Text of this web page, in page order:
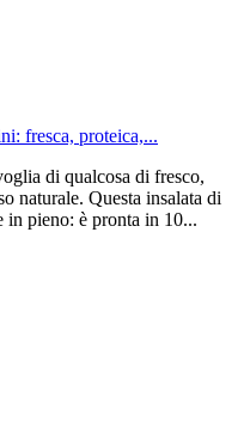
fresca, proteica,...
di qualcosa di fresco,
naturale. Questa insalata di
in pieno: è pronta in 10...